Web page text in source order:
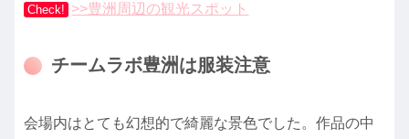
Check! >>豊洲周辺の観光スポット
チームラボ豊洲は服装注意
会場内はとても幻想的で綺麗な景色でした。作品の中